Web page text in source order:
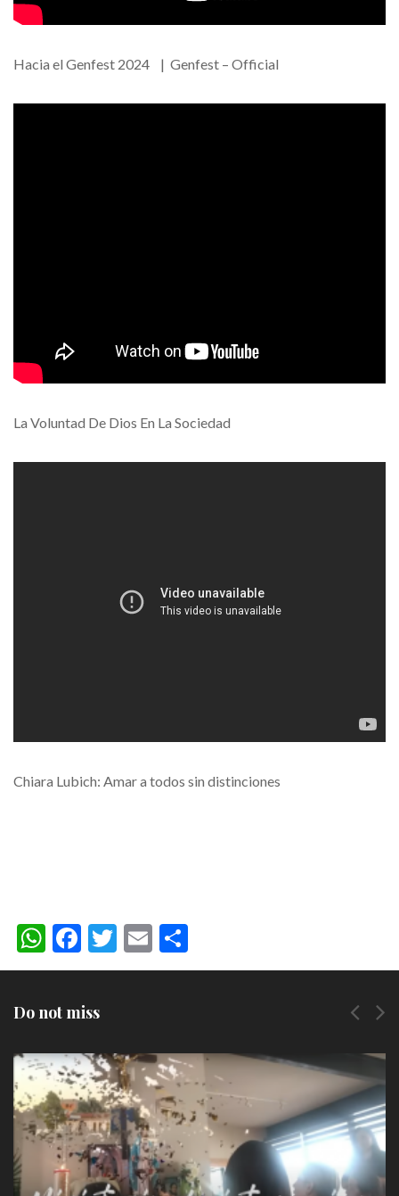
Hacia el Genfest 2024 | Genfest – Official
La Voluntad De Dios En La Sociedad
Chiara Lubich: Amar a todos sin distinciones
WhatsApp
Facebook
Twitter
Email
Do not miss